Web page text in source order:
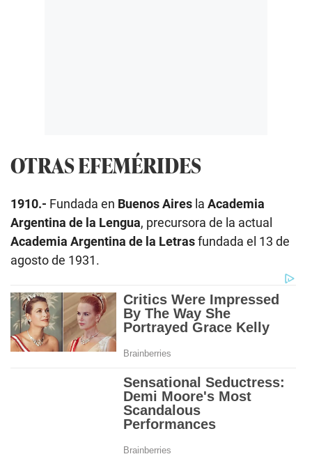
OTRAS EFEMÉRIDES
1910.- Fundada en Buenos Aires la Academia
Argentina de la Lengua, precursora de la actual
Academia Argentina de la Letrasfundada el 13 de
agosto de 1931.